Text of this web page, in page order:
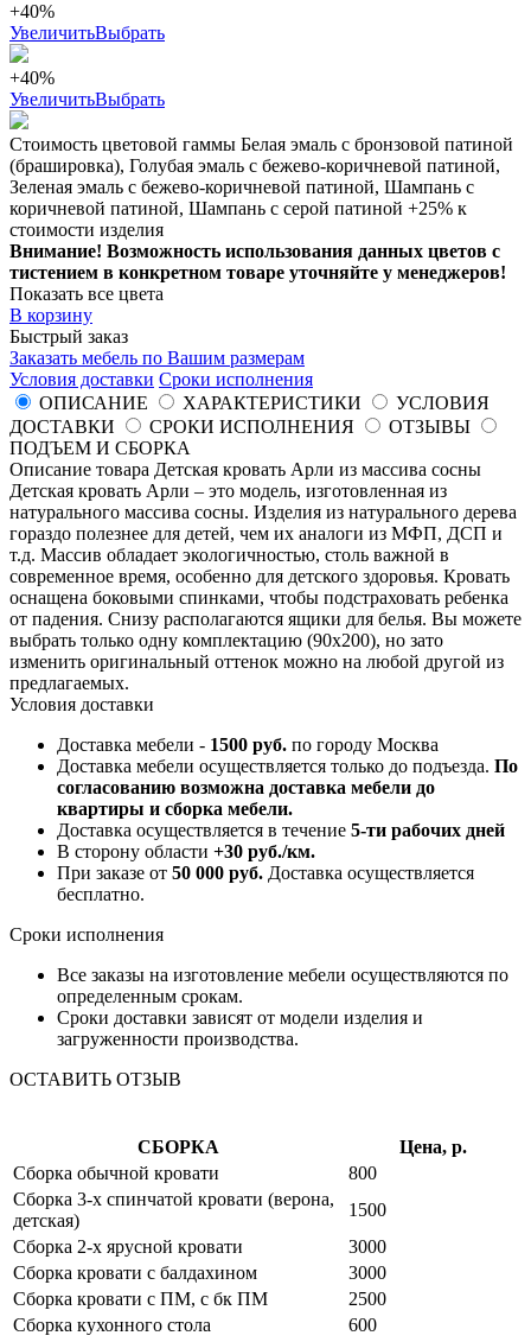
+40%
УвеличитьВыбрать
+40%
УвеличитьВыбрать
Стоимость цветовой гаммы Белая эмаль с бронзовой патиной
(брашировка), Голубая эмаль с бежево-коричневой патиной,
Зеленая эмаль с бежево-коричневой патиной, Шампань с
коричневой патиной, Шампань с серой патиной +25% к
стоимости изделия
Внимание! Возможность использования данных цветов с
тистением в конкретном товаре уточняйте у менеджеров!
Показать все цвета
В корзину
Быстрый заказ
Заказать мебель по Вашим размерам
Условия доставки Сроки исполнения
ОПИСАНИЕ
ХАРАКТЕРИСТИКИ
УСЛОВИЯ
ДОСТАВКИ
СРОКИ ИСПОЛНЕНИЯ
ОТЗЫВЫ
ПОДЪЕМ И СБОРКА
Описание товара Детская кровать Арли из массива сосны
Детская кровать Арли – это модель, изготовленная из
натурального массива сосны. Изделия из натурального дерева
гораздо полезнее для детей, чем их аналоги из МФП, ДСП и
т.д. Массив обладает экологичностью, столь важной в
современное время, особенно для детского здоровья. Кровать
оснащена боковыми спинками, чтобы подстраховать ребенка
от падения. Снизу располагаются ящики для белья. Вы можете
выбрать только одну комплектацию (90х200), но зато
изменить оригинальный оттенок можно на любой другой из
предлагаемых.
Условия доставки
Доставка мебели - 1500 руб. по городу Москва
Доставка мебели осуществляется только до подъезда. По
согласованию возможна доставка мебели до
квартиры и сборка мебели.
Доставка осуществляется в течение 5-ти рабочих дней
В сторону области +30 руб./км.
При заказе от 50 000 руб. Доставка осуществляется
бесплатно.
Сроки исполнения
Все заказы на изготовление мебели осуществляются по
определенным срокам.
Сроки доставки зависят от модели изделия и
загруженности производства.
ОСТАВИТЬ ОТЗЫВ
СБОРКА
Цена, р.
Сборка обычной кровати
800
Сборка 3-х спинчатой кровати (верона,
детская)
1500
Сборка 2-х ярусной кровати
3000
Сборка кровати с балдахином
3000
Сборка кровати с ПМ, с бк ПМ
2500
Сборка кухонного стола
600